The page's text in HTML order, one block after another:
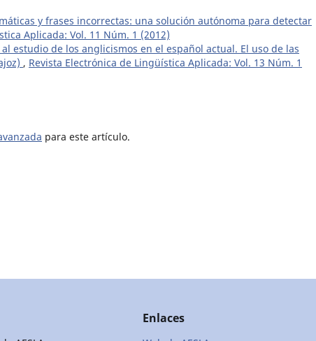
y frases incorrectas: una solución autónoma para detectar
Aplicada: Vol. 11 Núm. 1 (2012)
estudio de los anglicismos en el español actual. El uso de las
, Revista Electrónica de Lingüística Aplicada: Vol. 13 Núm. 1
para este artículo.
Enlaces